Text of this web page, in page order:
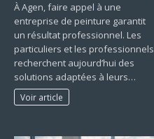
À Agen, faire appel à une
entreprise de peinture garantit
un résultat professionnel. Les
particuliers et les professionnels
recherchent aujourd’hui des
solutions adaptées à leurs…
Voir article